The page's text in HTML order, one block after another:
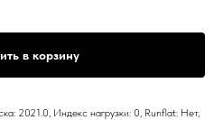
в корзину
2021.0, Индекс нагрузки: 0, Runflat: Нет,